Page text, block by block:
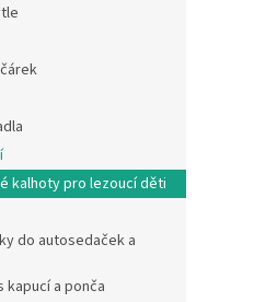
kalhoty pro lezoucí děti
do autosedaček a
kapucí a ponča